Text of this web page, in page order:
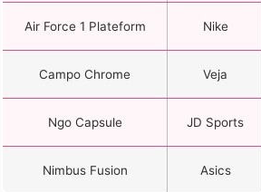
Air Force 1 Plateform Nike
Campo Chrome Veja
Ngo Capsule JD Sports
Nimbus Fusion Asics